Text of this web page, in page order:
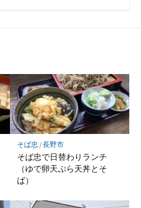
そば忠 /長野市
そば忠で日替わりランチ
（ゆで卵天ぷら天丼とそ
ば）